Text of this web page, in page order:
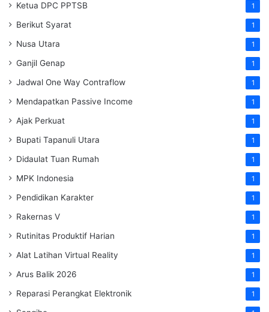
Ketua DPC PPTSB 1
Berikut Syarat 1
Nusa Utara 1
Ganjil Genap 1
Jadwal One Way Contraflow 1
Mendapatkan Passive Income 1
Ajak Perkuat 1
Bupati Tapanuli Utara 1
Didaulat Tuan Rumah 1
MPK Indonesia 1
Pendidikan Karakter 1
Rakernas V 1
Rutinitas Produktif Harian 1
Alat Latihan Virtual Reality 1
Arus Balik 2026 1
Reparasi Perangkat Elektronik 1